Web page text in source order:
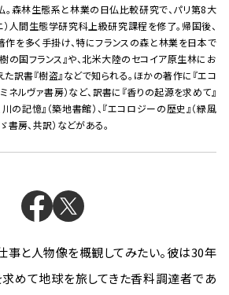
森林生態系と林業の日仏比較研究で、パリ第8大
）人間生態学研究科上級研究課程を修了。帰国後、
を多く手掛け、特にフランスの森と林業を日本で
の国フランス』や、北米大陸のセコイア原生林にお
訳書『樹盗』などで知られる。ほかの著作に『エコ
ネルヴァ書房）など、訳書に『香りの起源を求めて』
川の記憶』（築地書館）、『エコロジーの歴史』（緑風
書房、共訳）などがある。
事と人物像を概観してみたい。彼は30年
求めて地球を旅してきた香料調達者であ